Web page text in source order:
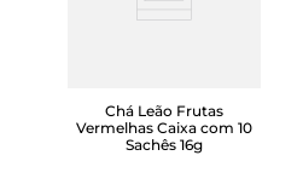
Chá Leão Frutas
Vermelhas Caixa com 10
Sachês 16g